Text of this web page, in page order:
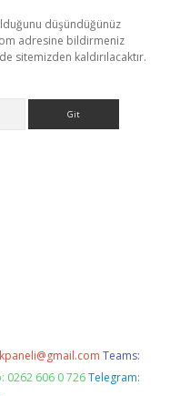
düşündüğünüz
adresine bildirmeniz
sitemizden kaldırılacaktır.
Teams:
0262 606 0 726 Telegram: